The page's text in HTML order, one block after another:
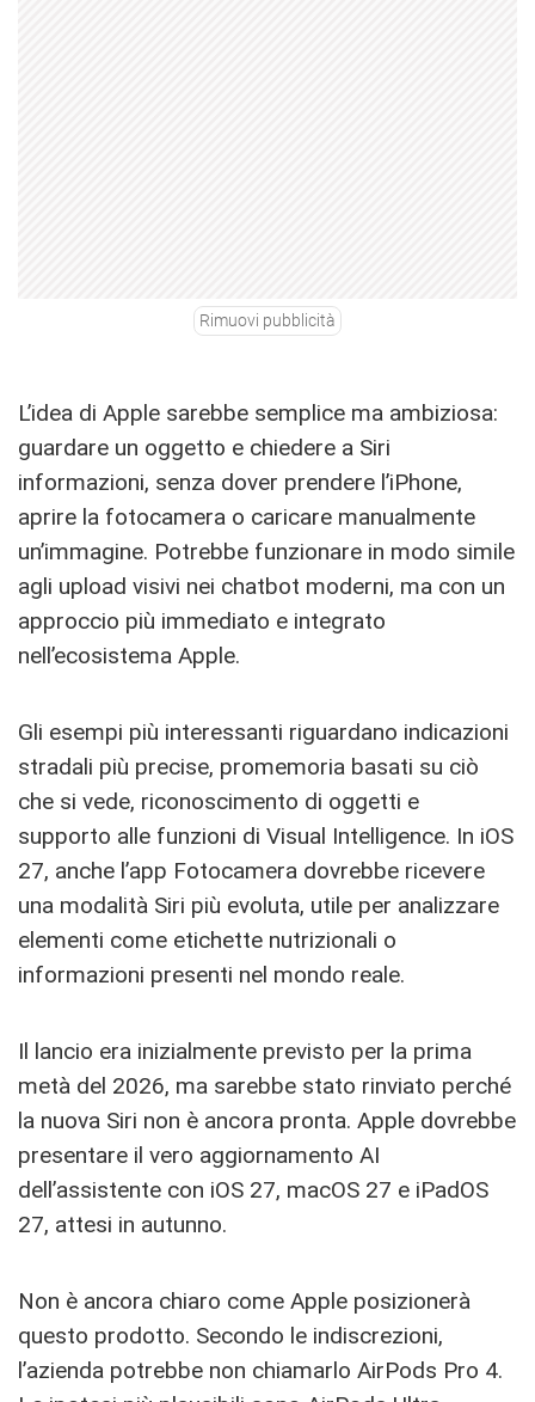
Rimuovi pubblicità
L’idea di Apple sarebbe semplice ma ambiziosa:
guardare un oggetto e chiedere a Siri
informazioni, senza dover prendere l’iPhone,
aprire la fotocamera o caricare manualmente
un’immagine. Potrebbe funzionare in modo simile
agli upload visivi nei chatbot moderni, ma con un
approccio più immediato e integrato
nell’ecosistema Apple.
Gli esempi più interessanti riguardano indicazioni
stradali più precise, promemoria basati su ciò
che si vede, riconoscimento di oggetti e
supporto alle funzioni di Visual Intelligence. In iOS
27, anche l’app Fotocamera dovrebbe ricevere
una modalità Siri più evoluta, utile per analizzare
elementi come etichette nutrizionali o
informazioni presenti nel mondo reale.
Il lancio era inizialmente previsto per la prima
metà del 2026, ma sarebbe stato rinviato perché
la nuova Siri non è ancora pronta. Apple dovrebbe
presentare il vero aggiornamento AI
dell’assistente con iOS 27, macOS 27 e iPadOS
27, attesi in autunno.
Non è ancora chiaro come Apple posizionerà
questo prodotto. Secondo le indiscrezioni,
l’azienda potrebbe non chiamarlo AirPods Pro 4.